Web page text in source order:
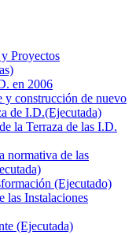
Proyectos
en 2006
y construcción de nuevo
de I.D.(Ejecutada)
la Terraza de las I.D.
normativa de las
(Ejecutado)
las Instalaciones
(Ejecutada)